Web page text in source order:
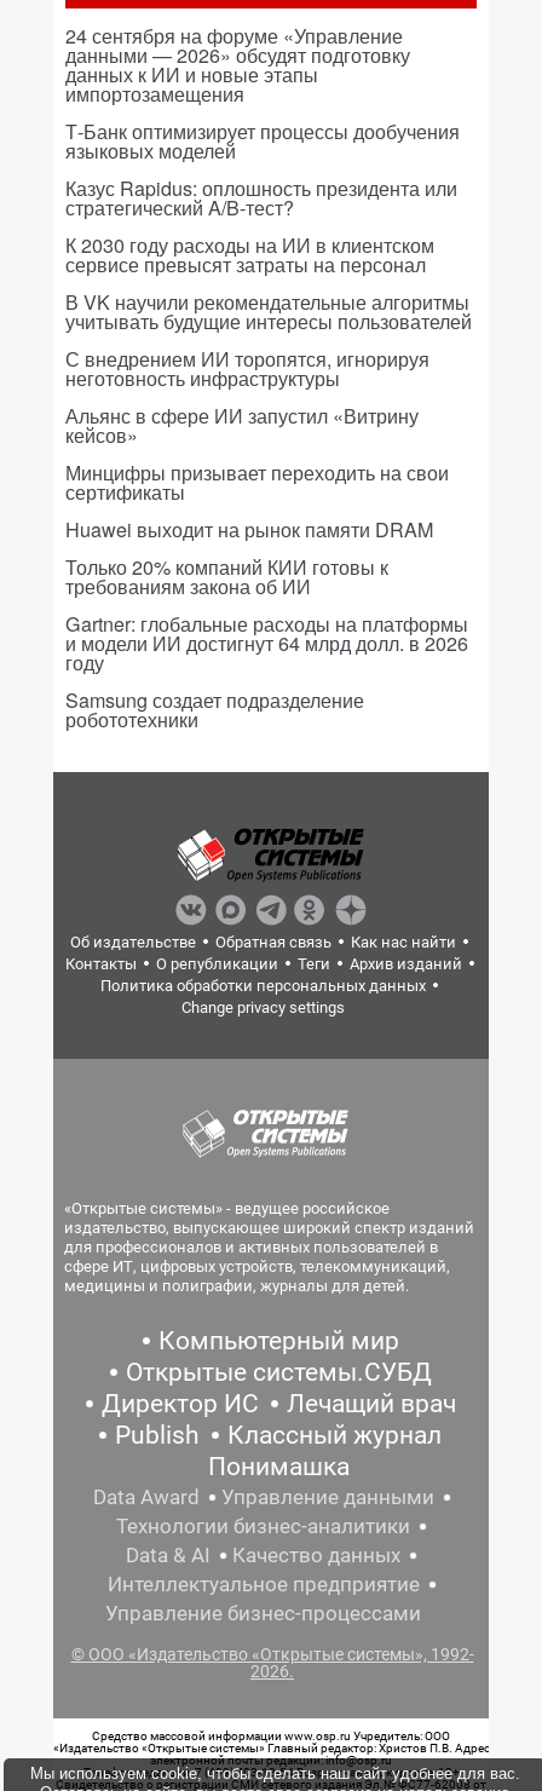
24 сентября на форуме «Управление
данными — 2026» обсудят подготовку
данных к ИИ и новые этапы
импортозамещения
Т-Банк оптимизирует процессы дообучения
языковых моделей
Казус Rapidus: оплошность президента или
стратегический A/B-тест?
К 2030 году расходы на ИИ в клиентском
сервисе превысят затраты на персонал
В VK научили рекомендательные алгоритмы
учитывать будущие интересы пользователей
С внедрением ИИ торопятся, игнорируя
неготовность инфраструктуры
Альянс в сфере ИИ запустил «Витрину
кейсов»
Минцифры призывает переходить на свои
сертификаты
Huawei выходит на рынок памяти DRAM
Только 20% компаний КИИ готовы к
требованиям закона об ИИ
Gartner: глобальные расходы на платформы
и модели ИИ достигнут 64 млрд долл. в 2026
году
Samsung создает подразделение
робототехники
Об издательстве Обратная связь
Как нас найти
Контакты
О републикации Теги
Архив изданий
Политика обработки персональных данных
Change privacy settings
«Открытые системы» - ведущее российское
издательство, выпускающее широкий спектр изданий
для профессионалов и активных пользователей в
сфере ИТ, цифровых устройств, телекоммуникаций,
медицины и полиграфии, журналы для детей.
Компьютерный мир
Открытые системы.СУБД
Директор ИС
Лечащий врач
Publish
Классный журнал
Понимашка
Data Award
Управление данными
Технологии бизнес-аналитики
Data & AI
Качество данных
Интеллектуальное предприятие
Управление бизнес-процессами
© ООО «Издательство «Открытые системы», 1992-
2026.
Средство массовой информации www.osp.ru Учредитель: ООО
«Издательство «Открытые системы» Главный редактор: Христов П.В. Адрес
электронной почты редакции: info@osp.ru
Телефон редакции: 7 (499) 703-18-54 Возрастная маркировка: 12+
Свидетельство о регистрации СМИ сетевого издания Эл.№ ФС77-62008 от
Мы используем cookie, чтобы сделать наш сайт удобнее для вас.